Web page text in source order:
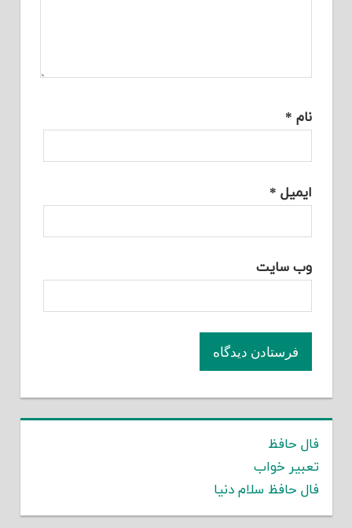
نام *
ایمیل *
وب‌ سایت
فال حافظ
تعبیر خواب
فال حافظ سلام دنیا